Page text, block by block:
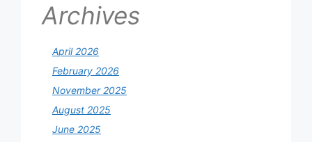
Archives
April 2026
February 2026
November 2025
August 2025
June 2025